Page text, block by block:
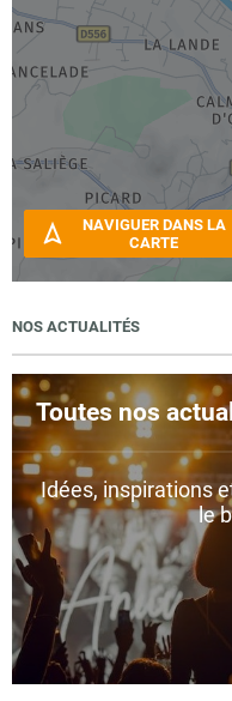
NAVIGUER DANS LA
CARTE
NOS ACTUALITÉS
Toutes nos
Idées, inspirations
le